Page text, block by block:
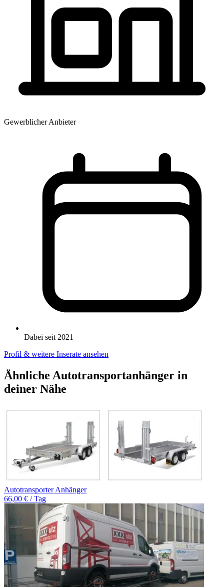
Gewerblicher Anbieter
Dabei seit 2021
Profil & weitere Inserate ansehen
Ähnliche Autotransportanhänger in
deiner Nähe
Autotransporter Anhänger
66,00 € / Tag